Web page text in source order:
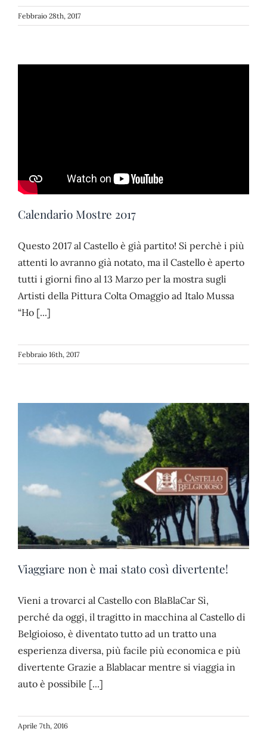
Febbraio 28th, 2017
Calendario Mostre 2017
Questo 2017 al Castello è già partito! Si perchè i più
attenti lo avranno già notato, ma il Castello è aperto
tutti i giorni fino al 13 Marzo per la mostra sugli
Artisti della Pittura Colta Omaggio ad Italo Mussa
“Ho [...]
Febbraio 16th, 2017
Viaggiare non è mai stato così divertente!
Vieni a trovarci al Castello con BlaBlaCar Sì,
perché da oggi, il tragitto in macchina al Castello di
Belgioioso, è diventato tutto ad un tratto una
esperienza diversa, più facile più economica e più
divertente Grazie a Blablacar mentre si viaggia in
auto è possibile [...]
Aprile 7th, 2016